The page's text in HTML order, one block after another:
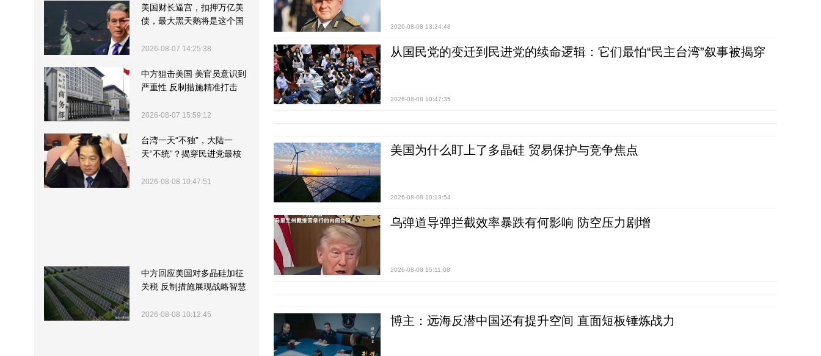
美国财长逼宫，扣押万亿美
债，最大黑天鹅将是这个国
2026-08-07 14:25:38
中方狙击美国 美官员意识到
严重性 反制措施精准打击
2026-08-07 15:59:12
台湾一天“不独”，大陆一
天“不统”？揭穿民进党最核
2026-08-08 10:47:51
中方回应美国对多晶硅加征
关税 反制措施展现战略智慧
2026-08-08 10:12:45
2026-08-08 13:24:48
从国民党的变迁到民进党的续命逻辑：它们最怕“民主台湾”叙事被揭穿
2026-08-08 10:47:35
美国为什么盯上了多晶硅 贸易保护与竞争焦点
2026-08-08 10:13:54
乌弹道导弹拦截效率暴跌有何影响 防空压力剧增
2026-08-08 15:11:08
博主：远海反潜中国还有提升空间 直面短板锤炼战力